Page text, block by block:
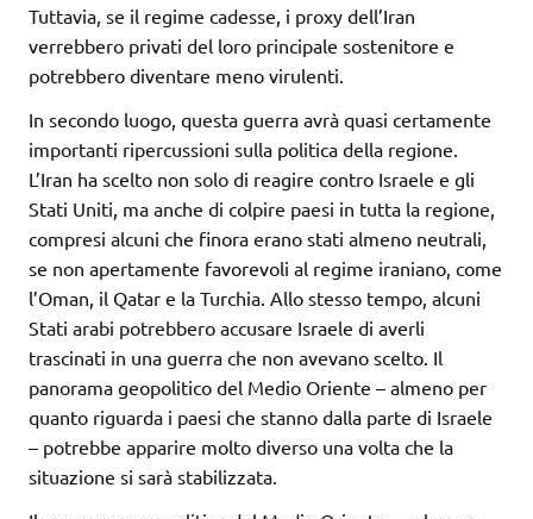
Tuttavia, se il regime cadesse, i proxy dell’Iran
verrebbero privati del loro principale sostenitore e
potrebbero diventare meno virulenti.
In secondo luogo, questa guerra avrà quasi certamente
importanti ripercussioni sulla politica della regione.
L’Iran ha scelto non solo di reagire contro Israele e gli
Stati Uniti, ma anche di colpire paesi in tutta la regione,
compresi alcuni che finora erano stati almeno neutrali,
se non apertamente favorevoli al regime iraniano, come
l’Oman, il Qatar e la Turchia. Allo stesso tempo, alcuni
Stati arabi potrebbero accusare Israele di averli
trascinati in una guerra che non avevano scelto. Il
panorama geopolitico del Medio Oriente – almeno per
quanto riguarda i paesi che stanno dalla parte di Israele
– potrebbe apparire molto diverso una volta che la
situazione si sarà stabilizzata.